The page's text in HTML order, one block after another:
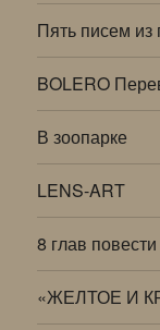
Пять писем
BOLERO
В зоопарке
LENS-ART
8 глав
«ЖЕЛТОЕ И